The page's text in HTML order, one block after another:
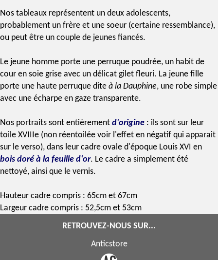
Nos tableaux représentent un deux adolescents,
probablement un frère et une soeur (certaine ressemblance),
ou peut être un couple de jeunes fiancés.
Le jeune homme porte une perruque poudrée, un habit de
cour en soie grise avec un délicat gilet fleuri. La jeune fille
porte une haute perruque dite à la Dauphine, une robe simple
avec une écharpe en gaze transparente.
Nos portraits sont entièrement d'origine : ils sont sur leur
toile XVIIIe (non réentoilée voir l'effet en négatif qui apparait
sur le verso), dans leur cadre ovale d'époque Louis XVI en
bois doré à la feuille d'or. Le cadre a simplement été
nettoyé, ainsi que le vernis.
Hauteur cadre compris : 65cm et 67cm
Largeur cadre compris : 52,5cm et 53cm
RETROUVEZ-NOUS SUR...
Anticstore